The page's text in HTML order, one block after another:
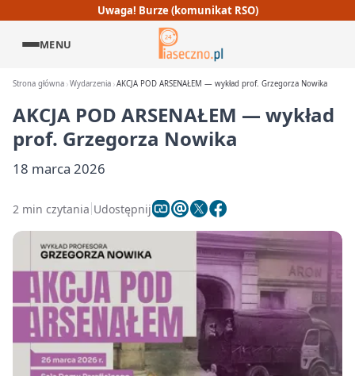
Uwaga! Burze (komunikat RSO)
MENU
Strona główna Wydarzenia AKCJA POD ARSENAŁEM — wykład prof. Grzegorza Nowika
AKCJA POD ARSENAŁEM — wykład
prof. Grzegorza Nowika
18 marca 2026
2 min czytania Udostępnij